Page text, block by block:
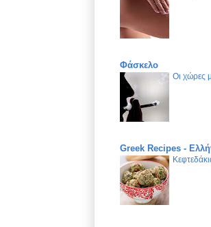
Φάσκελο
Οι χώρες
Greek Recipes -